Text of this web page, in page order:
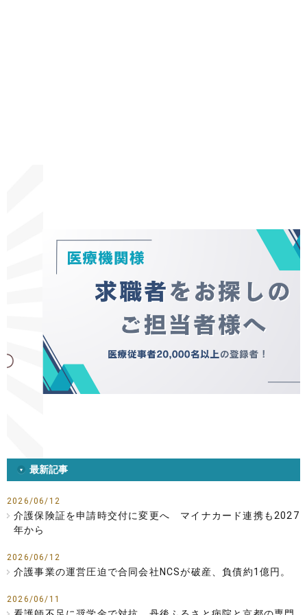
最新記事
2026/06/12
介護保険証を申請時交付に変更へ マイナカード連携も2027
年から
2026/06/12
介護事業の運営圧迫で合同会社NCSが破産、負債約1億円。
2026/06/11